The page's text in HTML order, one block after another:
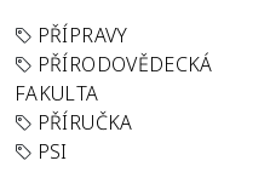
PŘÍPRAVY
PŘÍRODOVĚDECKÁ
FAKULTA
PŘÍRUČKA
PSI